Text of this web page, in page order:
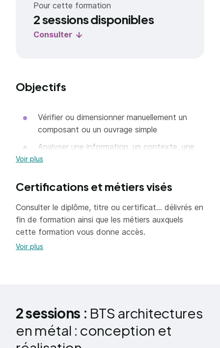
Pour cette formation
2 sessions disponibles
Consulter
Objectifs
Vérifier ou dimensionner manuellement un
composant ou un ouvrage simple
Analyser une information, un contexte, une
solution
Rechercher des informations, des solutions,
assurer une veille
Proposer et concevoir une solution technico-
économique
Estimer les coûts
Élaborer le dossier d’exécution
Prévenir les risques liés à la santé et la
sécurité au travail
Voir plus
Certifications et métiers visés
Consulter le diplôme, titre ou certificat... délivrés en
fin de formation ainsi que les métiers auxquels
cette formation vous donne accès.
Voir plus
2 sessions : BTS architectures
en métal : conception et